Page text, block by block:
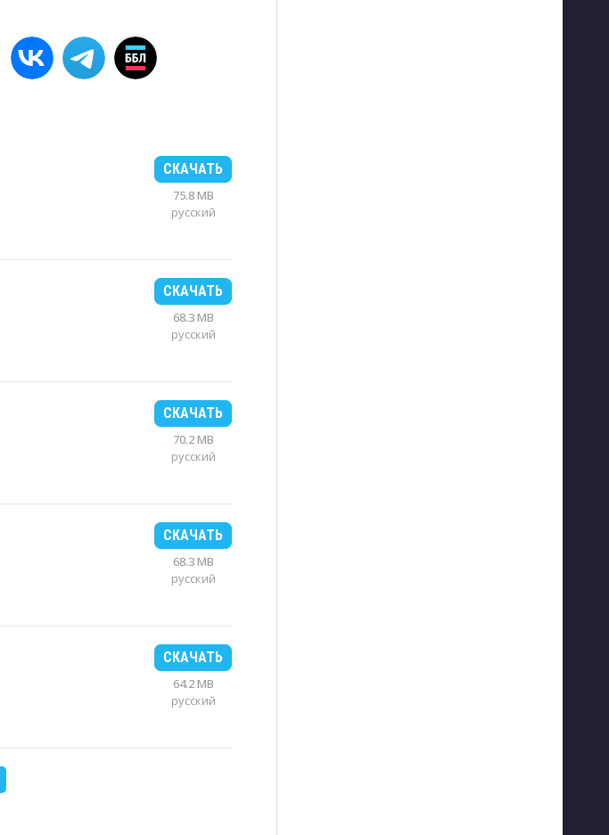
СКАЧАТЬ
75.8 MB
русский
СКАЧАТЬ
68.3 MB
русский
СКАЧАТЬ
70.2 MB
русский
СКАЧАТЬ
68.3 MB
русский
СКАЧАТЬ
64.2 MB
русский